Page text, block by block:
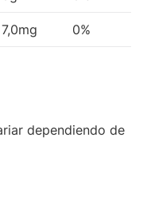
7,0mg 0%
dependiendo de